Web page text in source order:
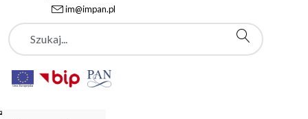
im@impan.pl
Szukaj